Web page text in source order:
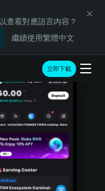
以查看對應語言內容？
繼續使用繁體中文
立即下載